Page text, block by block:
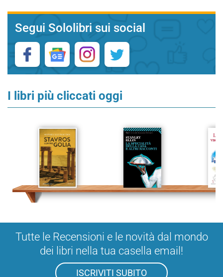
Segui Sololibri sui social
I libri più cliccati oggi
Tutte le Recensioni e le novità dal mondo
dei libri nella tua casella email!
ISCRIVITI SUBITO